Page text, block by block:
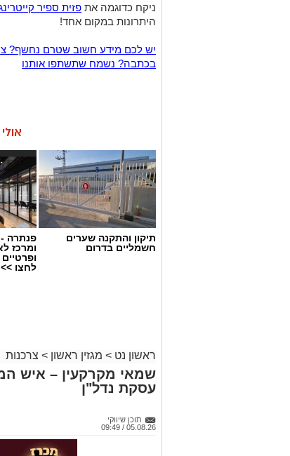
ניקח כדוגמה את פזית ספיר
היתרונות במקום אחד!
יש לכם מידע חשוב שטרם נחשף?
בכתבה? נשמח שתשתפו אותנו
תיקון והתקנה שערים
חשמליים בדרום
פנתרה
ומרכז
לחצו >>
ראשון נט > מגזין ראשון > צרכנות
שמאי מקרקעין – איש
עסקת נדל"ן
תוכן שיווקי
05.08.26 / 09:49